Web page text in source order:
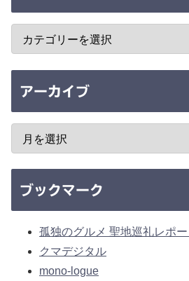
アーカイブ
ブックマーク
孤独のグルメ 聖地巡礼レポ
クマデジタル
mono-logue